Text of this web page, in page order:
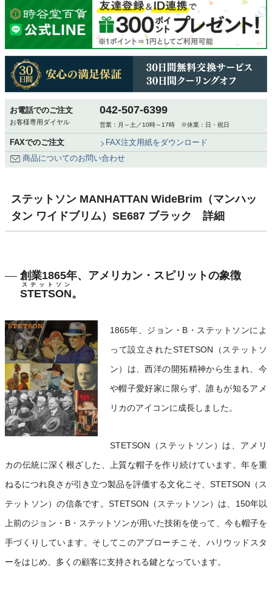
お電話でのご注文
お客様専用ダイヤル
042-507-6399
営業：月～土／10時～17時 ※休業：日・祝日
FAXでのご注文
FAX注文用紙をダウンロード
商品についてのお問い合わせ
ステットソン MANHATTAN WideBrim（マンハッ
タン ワイドブリム）SE687 ブラック 詳細
創業1865年、アメリカン・スピリットの象徴
STETSON
ステットソン
。
1865年、ジョン・B・ステットソンによ
って設立されたSTETSON（ステットソ
ン）は、西洋の開拓精神から生まれ、今
や帽子愛好家に限らず、誰もが知るアメ
リカのアイコンに成長しました。
STETSON（ステットソン）は、アメリ
カの伝統に深く根ざした、上質な帽子を作り続けています。年を重
ねるにつれ良さが引き立つ製品を評価する文化こそ、STETSON（ス
テットソン）の信条です。STETSON（ステットソン）は、150年以
上前のジョン・B・ステットソンが用いた技術を使って、今も帽子を
手づくりしています。そしてこのアプローチこそ、ハリウッドスタ
ーをはじめ、多くの顧客に支持される鍵となっています。